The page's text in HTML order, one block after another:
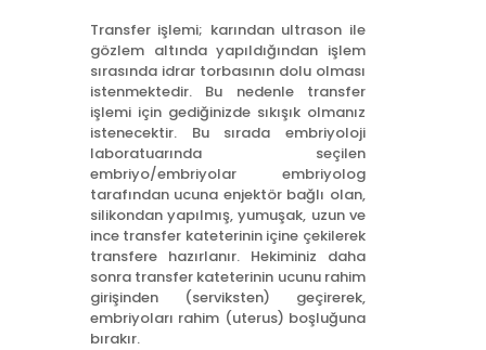
Transfer işlemi; karından ultrason ile
gözlem altında yapıldığından işlem
sırasında idrar torbasının dolu olması
istenmektedir. Bu nedenle transfer
işlemi için gediğinizde sıkışık olmanız
istenecektir. Bu sırada embriyoloji
laboratuarında seçilen
embriyo/embriyolar embriyolog
tarafından ucuna enjektör bağlı olan,
silikondan yapılmış, yumuşak, uzun ve
ince transfer kateterinin içine çekilerek
transfere hazırlanır. Hekiminiz daha
sonra transfer kateterinin ucunu rahim
girişinden (serviksten) geçirerek,
embriyoları rahim (uterus) boşluğuna
bırakır.